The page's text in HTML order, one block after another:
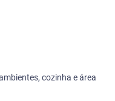
cozinha e área